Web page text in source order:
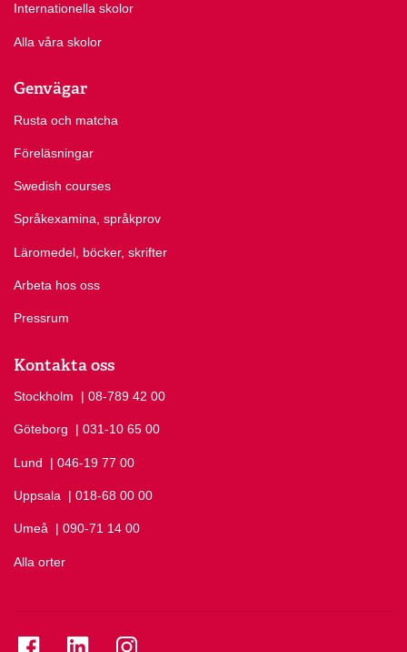
Internationella skolor
Alla våra skolor
Genvägar
Rusta och matcha
Föreläsningar
Swedish courses
Språkexamina, språkprov
Läromedel, böcker, skrifter
Arbeta hos oss
Pressrum
Kontakta oss
Stockholm Ring Stockholm på
| 08-789 42 00
Göteborg Ring Göteborg på
| 031-10 65 00
Lund Ring Lund på
| 046-19 77 00
Uppsala Ring Uppsala på
| 018-68 00 00
Umeå Ring Umeå på
| 090-71 14 00
Alla orter
Se folkuniversitetet på Facebook
Se folkuniversitetet på LinkedIn